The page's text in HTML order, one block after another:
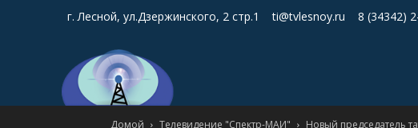
г. Лесной, ул.Дзержинского, 2 стр.1 ti@tvlesnoy.ru 8 (34342)
Домой Телевидение "Спектр-МАИ" Новый председатель